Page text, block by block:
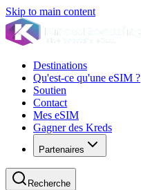
Skip to main content
Destinations
Qu'est-ce qu'une eSIM ?
Soutien
Contact
Mes eSIM
Gagner des Kreds
Partenaires
Recherche